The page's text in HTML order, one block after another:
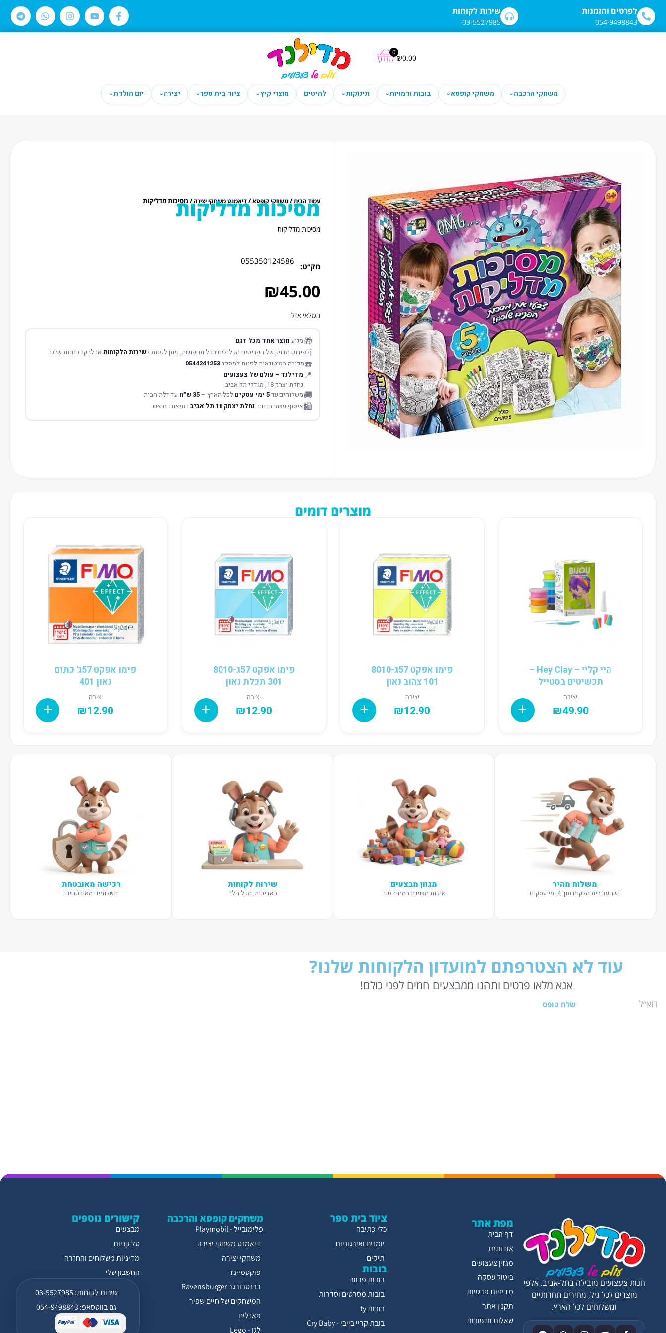
לתוכן שירות לקוחות
03-5527985
לפרטים והזמנות
054-9498843
₪0.00
0
משחקי הרכבה⌄ משחקי קופסא⌄ בובות ודמויות⌄ תינוקות⌄ להיטים מוצרי קיץ⌄ ציוד בית ספר⌄ יצירה⌄ יום הולדת⌄
עמוד הבית/משחקי קופסא/דיאמנט משחקי יצירה/ מסיכות מדליקותמסיכות מדליקות
מסיכות מדליקות
מק׳׳ט:
055350124586
₪45.00
המלאי אזל
🎁מגיע מוצר אחד מכל דגם
ℹ️לפירוט מדויק של הפריטים הכלולים בכל תחפושת, ניתן לפנות לשירות הלקוחותאו לבקר בחנות שלנו
☎️מכירה בסיטונאות לפנות למספר0544241253
📍 מדילנד – עולם של צעצועים
נחלת יצחק 18, מגדלי תל אביב
🚚משלוחים עד5 ימי עסקים לכל הארץ –35 ש״ח עד דלת הבית
🛍️איסוף עצמי ברחוב נחלת יצחק 18 תל אביב בתיאום מראש
מוצרים דומים
היי קליי – Hey Clay –
תכשיטים בסטייל
יצירה
₪49.90
פימו אפקט 57ג8010-
101 צהוב נאון
יצירה
₪12.90
פימו אפקט 57ג8010-
301 תכלת נאון
יצירה
₪12.90
פימו אפקט 57ג' כתום
נאון 401
יצירה
₪12.90
משלוח מהיר
ישר עד בית הלקוח תוך 4 ימי עסקים
מגוון מבצעים
איכות מצוינת במחיר טוב
שירות לקוחות
באדיבות, מכל הלב
רכישה מאובטחת
תשלומים מאובטחים
עוד לא הצטרפתם למועדון הלקוחות שלנו?
אנא מלאו פרטים ותהנו ממבצעים חמים לפני כולם!
שלח טופס
קישורים נוספים
מבצעים
סל קניות
מדיניות משלוחים והחזרה
החשבון שלי
שירות לקוחות: 03-5527985
גם בווטסאפ: 054-9498843
משחקים קופסא והרכבה
פלימובייל - Playmobil
דיאמנט משחקי יצירה
משחקי יצירה
פוקסמיינד
רבנסבורגר Ravensburger
המשחקים של חיים שפיר
פאזלים
לגו - Lego
ציוד בית ספר
כלי כתיבה
יומנים ואירגוניות
תיקים
בובות
בובות פרווה
בובות מסרטים וסדרות
בובות ty
בובת קריי בייבי - Cry Baby
מפת אתר
דף הבית
אודותינו
מגזין צעצועים
ביטול עסקה
מדיניות פרטיות
תקנון אתר
שאלות ותשובות
חנות צעצועים מובילה בתל-אביב. אלפי
מוצרים לכל גיל, מחירים תחרותיים
ומשלוחים לכל הארץ.